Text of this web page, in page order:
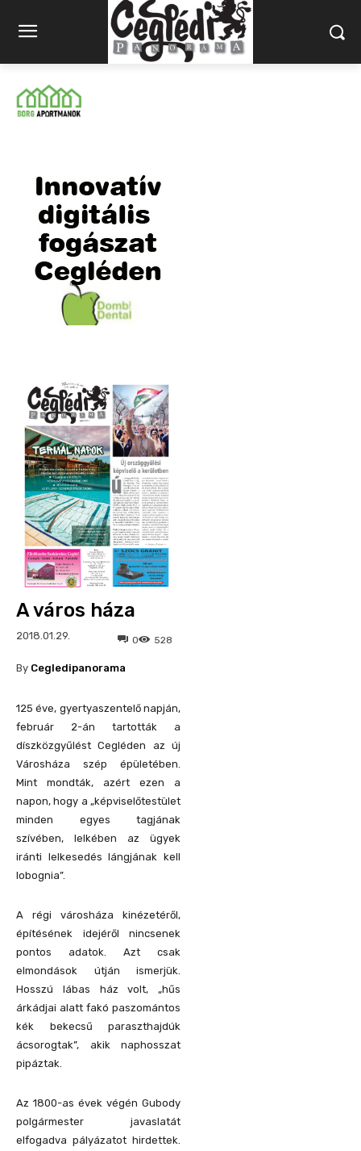
A város háza
2018.01.29. 528
0
By Cegledipanorama
125 éve, gyertyaszentelő napján,
február 2-án tartották a
díszközgyűlést Cegléden az új
Városháza szép épületében.
Mint mondták, azért ezen a
napon, hogy a „képviselőtestület
minden egyes tagjának
szívében, lelkében az ügyek
iránti lelkesedés lángjának kell
lobognia”.
A régi városháza kinézetéről,
építésének idejéről nincsenek
pontos adatok. Azt csak
elmondások útján ismerjük.
Hosszú lábas ház volt, „hűs
árkádjai alatt fakó paszomántos
kék bekecsű paraszthajdúk
ácsorogtak”, akik naphosszat
pipáztak.
Az 1800-as évek végén Gubody
polgármester javaslatát
elfogadva pályázatot hirdettek.